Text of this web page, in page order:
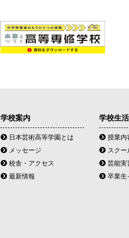
学校案内
日本芸術高等学園とは
メッセージ
校舎・アクセス
最新情報
学校生活
授業内
スクー
芸能実
卒業生